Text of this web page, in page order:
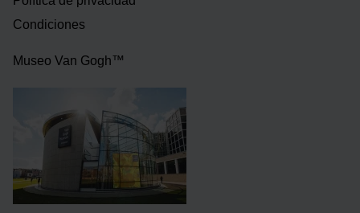
Condiciones
Museo Van Gogh™